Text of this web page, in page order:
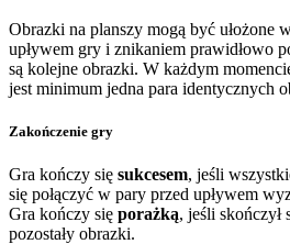
Obrazki na planszy mogą być ułożone
upływem gry i znikaniem prawidłowo
są kolejne obrazki. W każdym
jest minimum jedna para identycznych
Zakończenie gry
Gra kończy się sukcesem, jeśli
się połączyć w pary przed upływem
Gra kończy się porażką, jeśli skończył
pozostały obrazki.